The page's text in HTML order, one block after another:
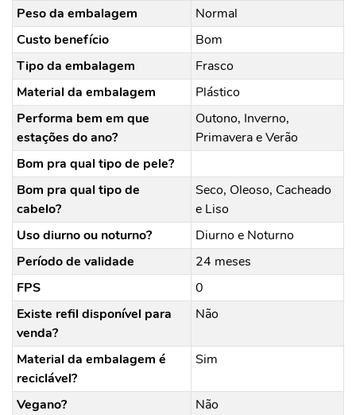
Peso da embalagem
Normal
Custo benefício
Bom
Tipo da embalagem
Frasco
Material da embalagem
Plástico
Performa bem em que
estações do ano?
Outono, Inverno,
Primavera e Verão
Bom pra qual tipo de pele?
Bom pra qual tipo de
cabelo?
Seco, Oleoso, Cacheado
e Liso
Uso diurno ou noturno?
Diurno e Noturno
Período de validade
24 meses
FPS
0
Existe refil disponível para
venda?
Não
Material da embalagem é
reciclável?
Sim
Vegano?
Não